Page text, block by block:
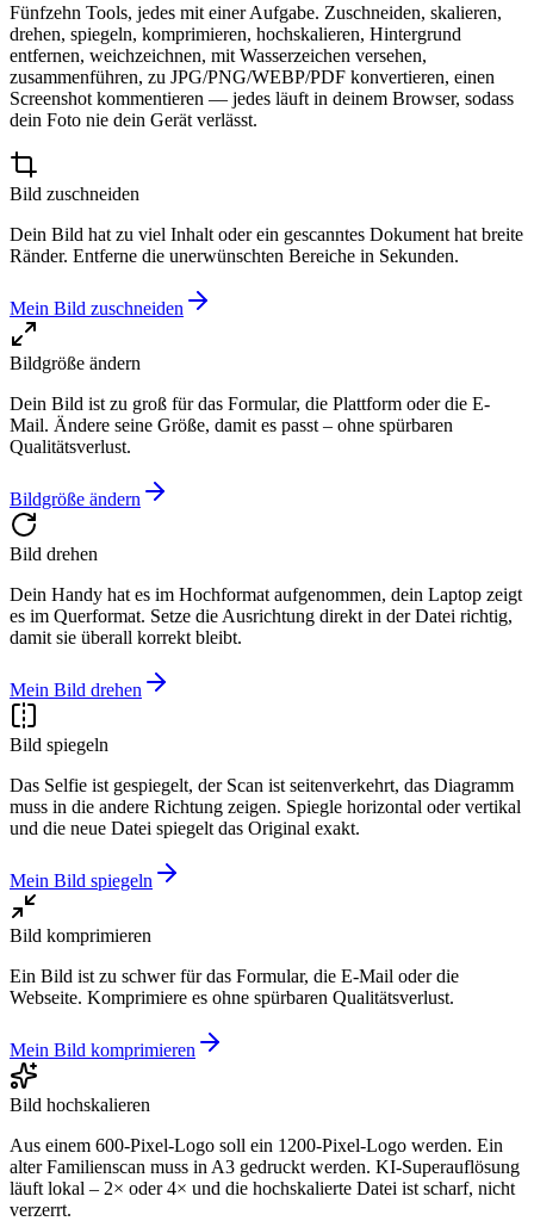
Fünfzehn Tools, jedes mit einer Aufgabe. Zuschneiden, skalieren,
drehen, spiegeln, komprimieren, hochskalieren, Hintergrund
entfernen, weichzeichnen, mit Wasserzeichen versehen,
zusammenführen, zu JPG/PNG/WEBP/PDF konvertieren, einen
Screenshot kommentieren — jedes läuft in deinem Browser, sodass
dein Foto nie dein Gerät verlässt.
Bild zuschneiden
Dein Bild hat zu viel Inhalt oder ein gescanntes Dokument hat breite
Ränder. Entferne die unerwünschten Bereiche in Sekunden.
Mein Bild zuschneiden
Bildgröße ändern
Dein Bild ist zu groß für das Formular, die Plattform oder die E-
Mail. Ändere seine Größe, damit es passt – ohne spürbaren
Qualitätsverlust.
Bildgröße ändern
Bild drehen
Dein Handy hat es im Hochformat aufgenommen, dein Laptop zeigt
es im Querformat. Setze die Ausrichtung direkt in der Datei richtig,
damit sie überall korrekt bleibt.
Mein Bild drehen
Bild spiegeln
Das Selfie ist gespiegelt, der Scan ist seitenverkehrt, das Diagramm
muss in die andere Richtung zeigen. Spiegle horizontal oder vertikal
und die neue Datei spiegelt das Original exakt.
Mein Bild spiegeln
Bild komprimieren
Ein Bild ist zu schwer für das Formular, die E-Mail oder die
Webseite. Komprimiere es ohne spürbaren Qualitätsverlust.
Mein Bild komprimieren
Bild hochskalieren
Aus einem 600-Pixel-Logo soll ein 1200-Pixel-Logo werden. Ein
alter Familienscan muss in A3 gedruckt werden. KI-Superauflösung
läuft lokal – 2× oder 4× und die hochskalierte Datei ist scharf, nicht
verzerrt.